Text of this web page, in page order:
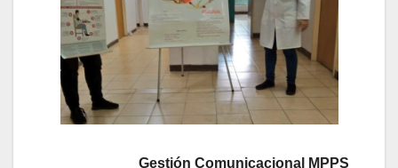
Gestión Comunicacional MPPS